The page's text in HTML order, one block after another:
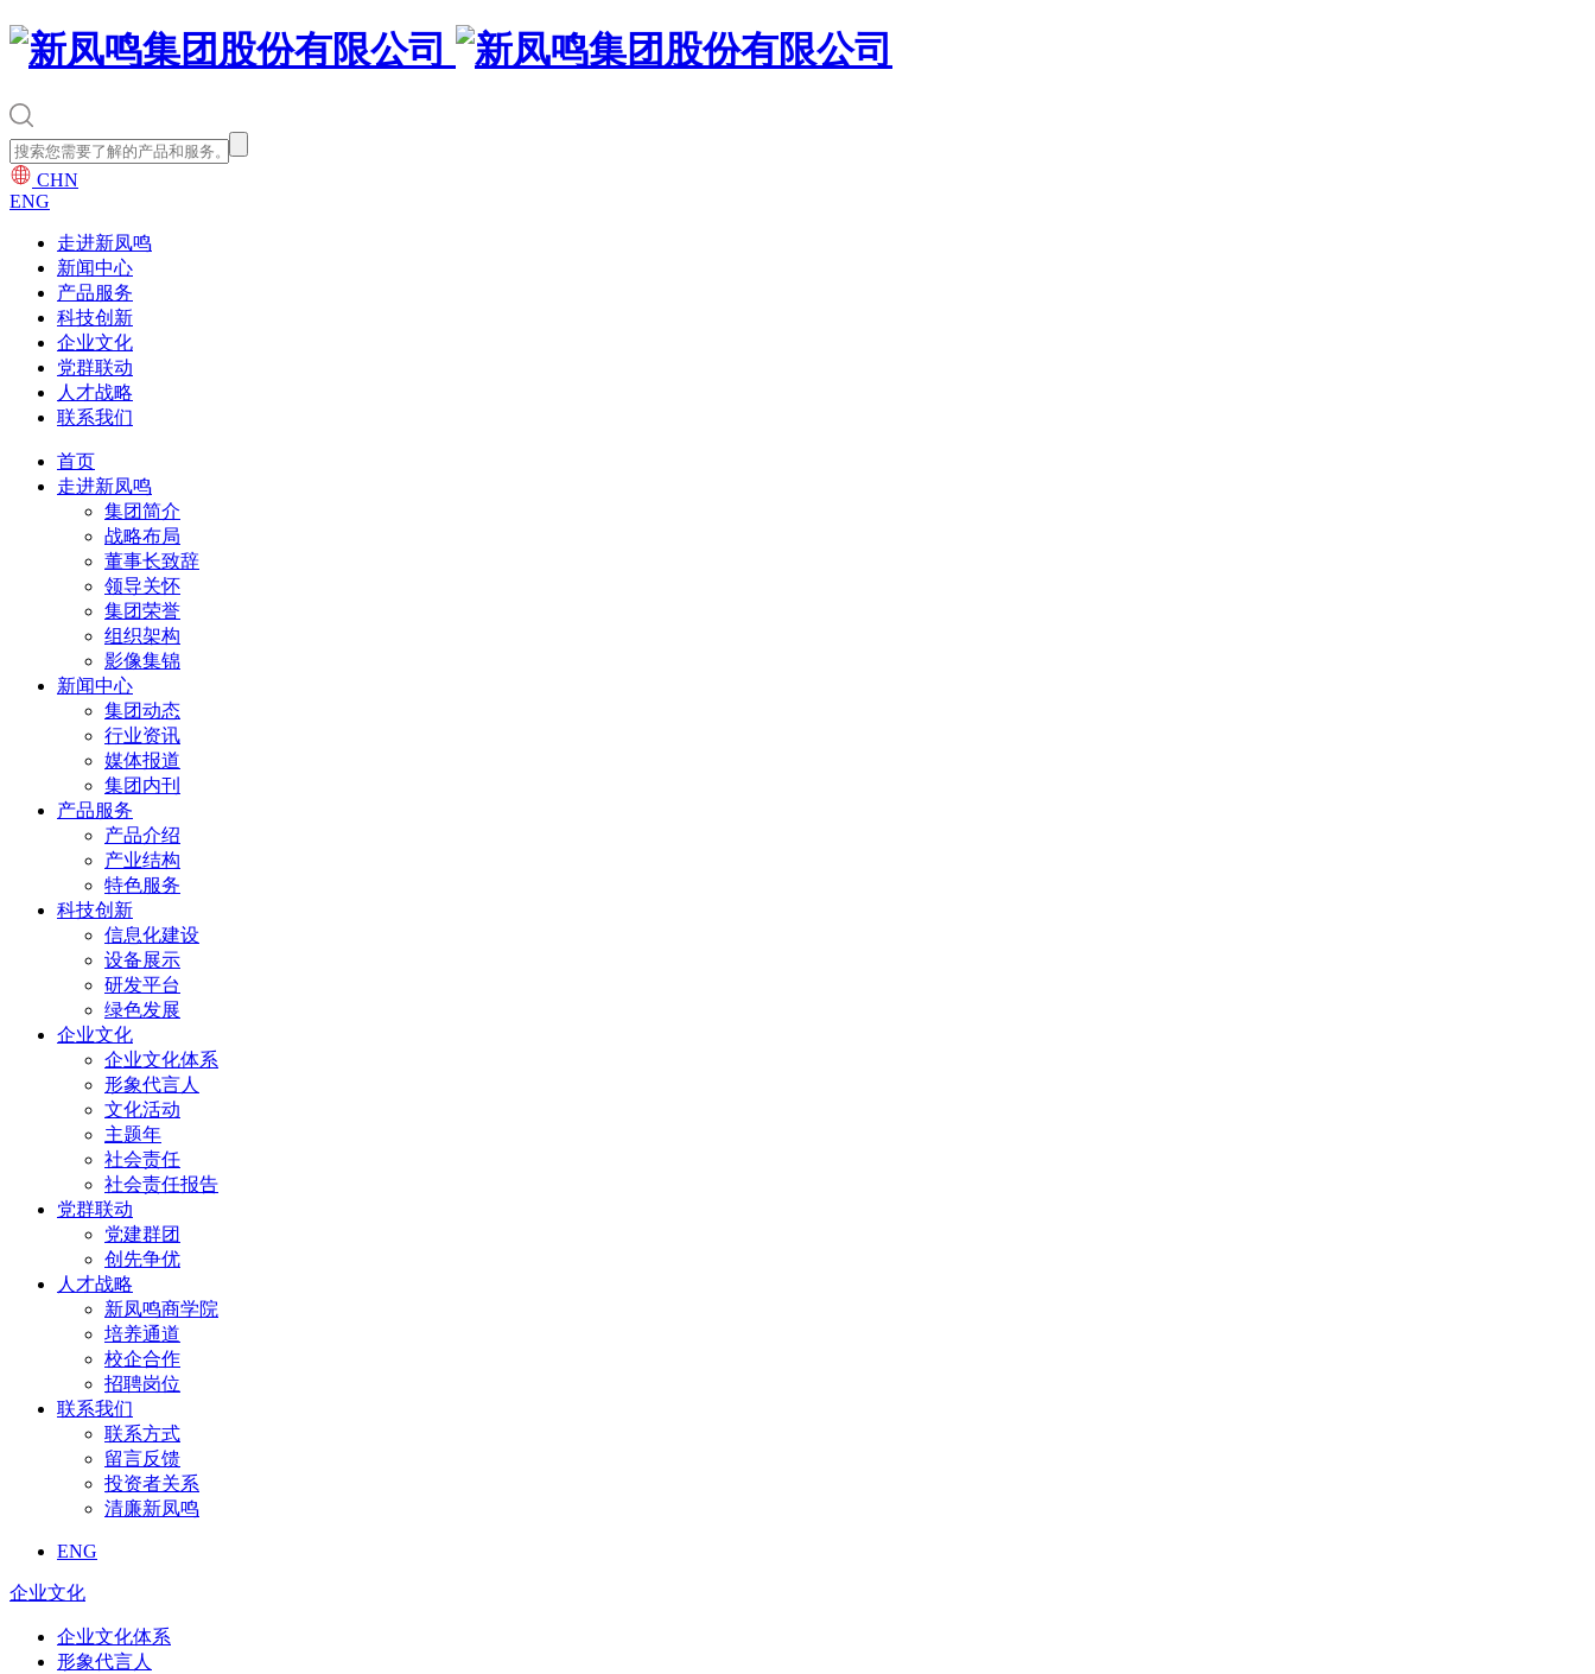
CHN
ENG
走进新凤鸣
新闻中心
产品服务
科技创新
企业文化
党群联动
人才战略
联系我们
首页
走进新凤鸣
集团简介
战略布局
董事长致辞
领导关怀
集团荣誉
组织架构
影像集锦
新闻中心
集团动态
行业资讯
媒体报道
集团内刊
产品服务
产品介绍
产业结构
特色服务
科技创新
信息化建设
设备展示
研发平台
绿色发展
企业文化
企业文化体系
形象代言人
文化活动
主题年
社会责任
社会责任报告
党群联动
党建群团
创先争优
人才战略
新凤鸣商学院
培养通道
校企合作
招聘岗位
联系我们
联系方式
留言反馈
投资者关系
清廉新凤鸣
ENG
企业文化
企业文化体系
形象代言人